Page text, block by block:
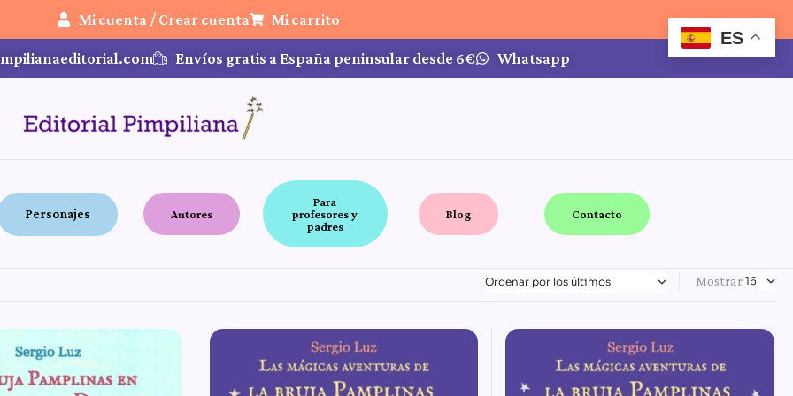
Mi cuenta / Crear cuenta Mi carrito
Envíos gratis a España peninsular desde 6€ Whatsapp
Personajes Autores
Para
profesores y
padres
Blog Contacto
Mostrar
ES